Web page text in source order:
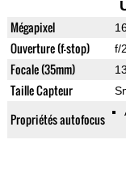
Mégapixel
Ouverture (f-stop) f/
Focale (35mm)
Taille Capteur
Propriétés autofocus